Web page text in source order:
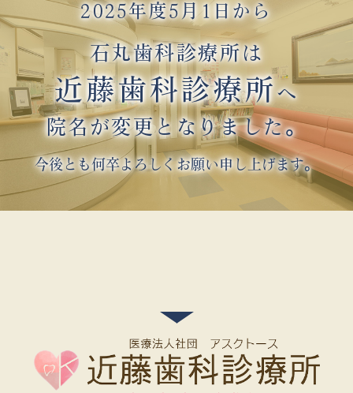
2025年度5月1日から
石丸歯科診療所は
近藤歯科診療所へ
院名が変更となりました。
今後とも何卒よろしくお願い申し上げます。